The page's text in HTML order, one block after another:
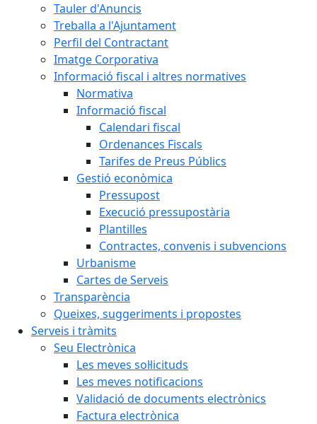
Tauler d'Anuncis
Treballa a l'Ajuntament
Perfil del Contractant
Imatge Corporativa
Informació fiscal i altres normatives
Normativa
Informació fiscal
Calendari fiscal
Ordenances Fiscals
Tarifes de Preus Públics
Gestió econòmica
Pressupost
Execució pressupostària
Plantilles
Contractes, convenis i subvencions
Urbanisme
Cartes de Serveis
Transparència
Queixes, suggeriments i propostes
Serveis i tràmits
Seu Electrònica
Les meves sol·licituds
Les meves notificacions
Validació de documents electrònics
Factura electrònica